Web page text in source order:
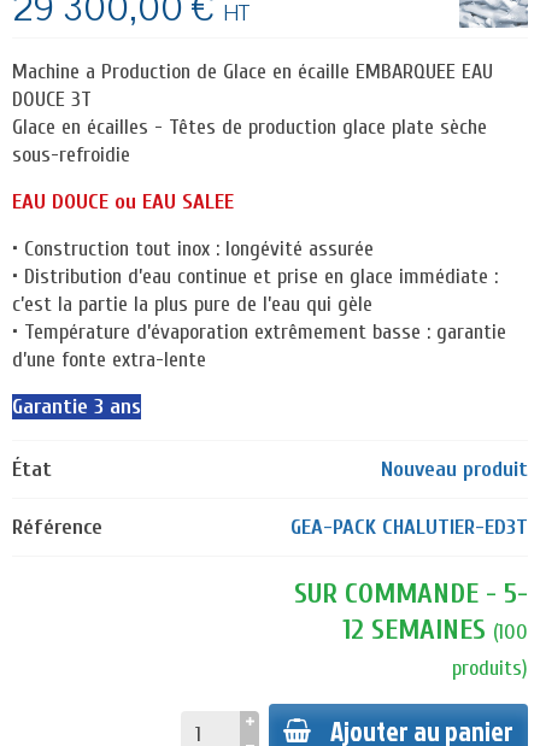
HT
Machine a Production de Glace en écaille EMBARQUEE EAU
DOUCE 3T
Glace en écailles - Têtes de production glace plate sèche
sous-refroidie
EAU DOUCE ou EAU SALEE
• Construction tout inox : longévité assurée
• Distribution d’eau continue et prise en glace immédiate :
c’est la partie la plus pure de l’eau qui gèle
• Température d’évaporation extrêmement basse : garantie
d’une fonte extra-lente
Garantie 3 ans
État Nouveau produit
Référence GEA-PACK CHALUTIER-ED3T
SUR COMMANDE - 5-
12 SEMAINES (100
produits)
Ajouter au panier